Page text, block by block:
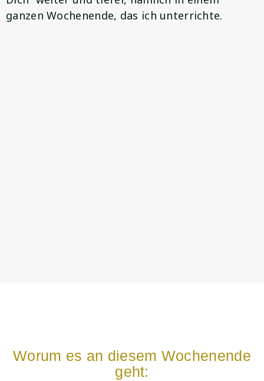
ganzen Wochenende, das ich unterrichte.
Worum es an diesem Wochenende
geht: